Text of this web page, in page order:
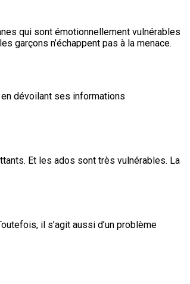
qui sont émotionnellement vulnérables
garçons n’échappent pas à la menace.
dévoilant ses informations
Et les ados sont très vulnérables. La
il s’agit aussi d’un problème